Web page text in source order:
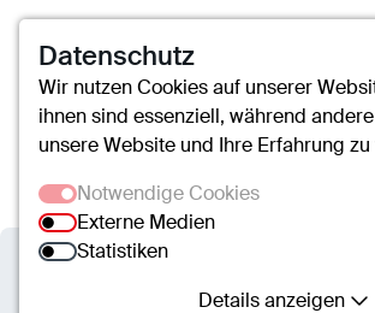
Datenschutz
Wir nutzen Cookies auf unserer
ihnen sind essenziell, während
unsere Website und Ihre Erfahrung
Notwendige Cookies
Externe Medien
Statistiken
Details anzeigen